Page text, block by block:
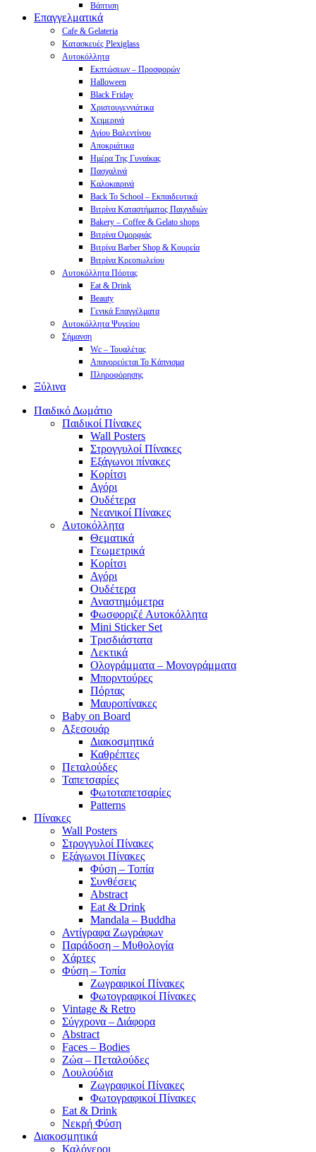
Βάπτιση
Επαγγελματικά
Cafe & Gelateria
Κατασκευές Plexiglass
Αυτοκόλλητα
Εκπτώσεων – Προσφορών
Halloween
Black Friday
Χριστουγεννιάτικα
Χειμερινά
Αγίου Βαλεντίνου
Αποκριάτικα
Ημέρα Της Γυναίκας
Πασχαλινά
Καλοκαιρινά
Back To School – Εκπαιδευτικά
Βιτρίνα Καταστήματος Παιχνιδιών
Bakery – Coffee & Gelato shops
Βιτρίνα Ομορφιάς
Βιτρίνα Barber Shop & Κουρεία
Βιτρίνα Κρεοπωλείου
Αυτοκόλλητα Πόρτας
Eat & Drink
Beauty
Γενικά Επαγγέλματα
Αυτοκόλλητα Ψυγείου
Σήμανση
Wc – Τουαλέτας
Απαγορεύεται Το Κάπνισμα
Πληροφόρησης
Ξύλινα
Παιδικό Δωμάτιο
Παιδικοί Πίνακες
Wall Posters
Στρογγυλοί Πίνακες
Εξάγωνοι πίνακες
Κορίτσι
Αγόρι
Ουδέτερα
Νεανικοί Πίνακες
Αυτοκόλλητα
Θεματικά
Γεωμετρικά
Κορίτσι
Αγόρι
Ουδέτερα
Αναστημόμετρα
Φωσφοριζέ Αυτοκόλλητα
Mini Sticker Set
Tρισδιάστατα
Λεκτικά
Ολογράμματα – Μονογράμματα
Μπορντούρες
Πόρτας
Μαυροπίνακες
Baby on Board
Αξεσουάρ
Διακοσμητικά
Καθρέπτες
Πεταλούδες
Ταπετσαρίες
Φωτοταπετσαρίες
Patterns
Πίνακες
Wall Posters
Στρογγυλοί Πίνακες
Εξάγωνοι Πίνακες
Φύση – Τοπία
Συνθέσεις
Abstract
Eat & Drink
Mandala – Buddha
Αντίγραφα Ζωγράφων
Παράδοση – Μυθολογία
Χάρτες
Φύση – Τοπία
Ζωγραφικοί Πίνακες
Φωτογραφικοί Πίνακες
Vintage & Retro
Σύγχρονα – Διάφορα
Abstract
Faces – Bodies
Ζώα – Πεταλούδες
Λουλούδια
Ζωγραφικοί Πίνακες
Φωτογραφικοί Πίνακες
Eat & Drink
Νεκρή Φύση
Διακοσμητικά
Καλόγεροι